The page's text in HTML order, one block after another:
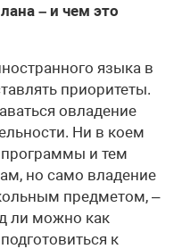
– и чем это
языка в
приоритеты.
овладение
Ни в коем
и тем
но само владение
предметом, –
ли можно как
к